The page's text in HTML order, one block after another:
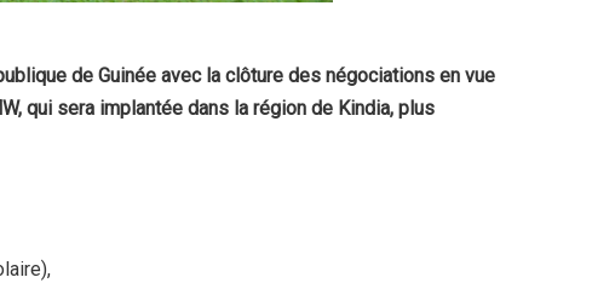
de Guinée avec la clôture des négociations en vue
qui sera implantée dans la région de Kindia, plus